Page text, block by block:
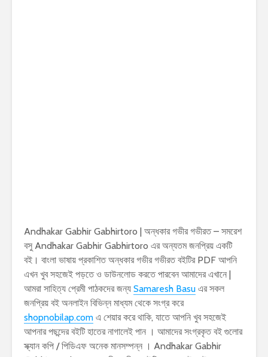
Andhakar Gabhir Gabhirtoro | অন্ধকার গভীর গভীরত – সমরেশ
বসু Andhakar Gabhir Gabhirtoro এর অন্যতম জনপ্রিয় একটি
বই। বাংলা ভাষায় প্রকাশিত অন্ধকার গভীর গভীরত বইটির PDF আপনি
এখন খুব সহজেই পড়তে ও ডাউনলোড করতে পারবেন আমাদের এখানে |
আমরা সাহিত্য প্রেমী পাঠকদের জন্য Samaresh Basu এর সকল
জনপ্রিয় বই অনলাইন বিভিন্ন মাধ্যম থেকে সংগ্র করে
shopnobilap.com এ শেয়ার করে থাকি, যাতে আপনি খুব সহজেই
আপনার পছন্দের বইটি হাতের নাগালেই পান । আমাদের সংগ্রকৃত বই গুলোর
স্ক্যান কপি / পিডিএফ অনেক মানসম্পন্ন । Andhakar Gabhir